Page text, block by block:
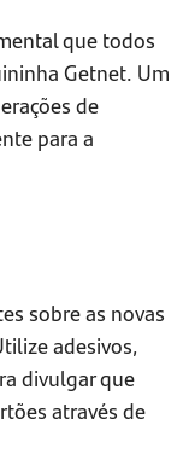
que todos
Getnet. Um
de
para a
sobre as novas
adesivos,
divulgar que
através de